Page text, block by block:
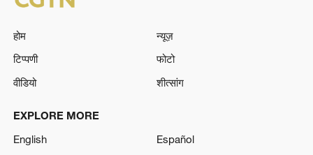
होम
न्यूज़
टिप्पणी
फोटो
वीडियो
शीत्सांग
EXPLORE MORE
English
Español